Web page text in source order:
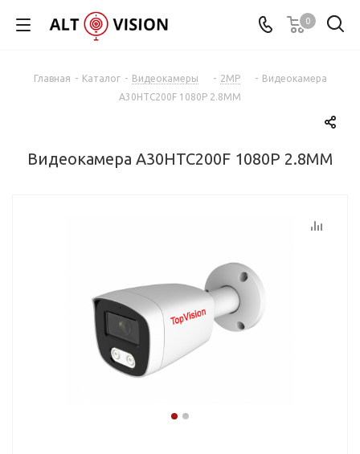
0
Главная - Каталог - Видеокамеры - 2MP - Видеокамера
A30HTC200F 1080P 2.8MM
Видеокамера A30HTC200F 1080P 2.8MM